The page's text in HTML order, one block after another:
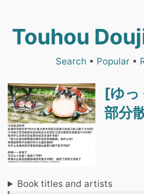
Touhou
Search • Popular•
[ゆっ
部分
Book titles and artists